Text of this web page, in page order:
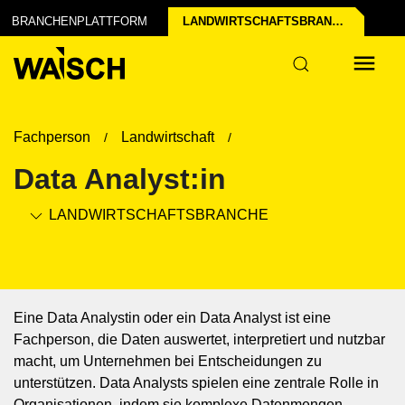
BRANCHENPLATTFORM LANDWIRTSCHAFTS­BRANCHE
Fachperson Landwirtschaft
Data Analyst:in
LANDWIRTSCHAFTS­BRANCHE
Eine Data Analystin oder ein Data Analyst ist eine
Fachperson, die Daten auswertet, interpretiert und nutzbar
macht, um Unternehmen bei Entscheidungen zu
unterstützen. Data Analysts spielen eine zentrale Rolle in